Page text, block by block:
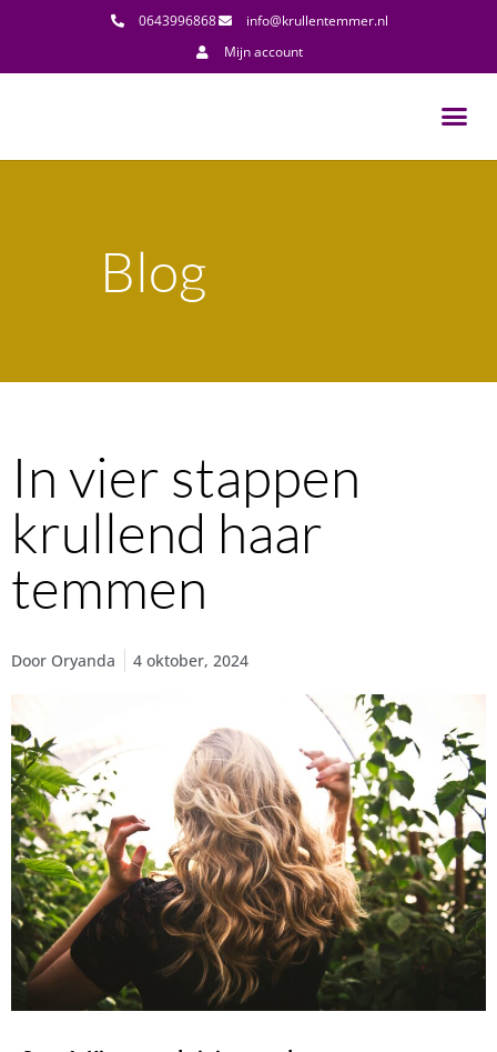
0643996868
info@krullentemmer.nl
Mijn account
Blog
In vier stappen
krullend haar
temmen
Door Oryanda 4 oktober, 2024